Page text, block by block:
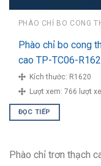
Phào chỉ bo cong
cao TP-TC06-
Kích thước: R1620
Lượt xem: 766 lượt
ĐỌC TIẾP
Phào chỉ trơn thạch